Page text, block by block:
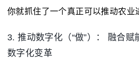
你就抓住了一个真正可以推动农业
3. 推动数字化（“做”）： 融合赋
数字化变革